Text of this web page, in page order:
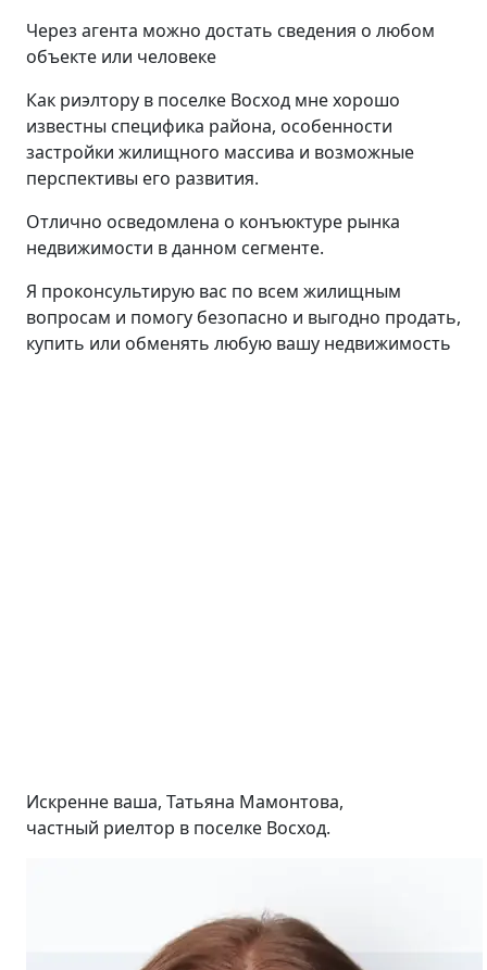
Через агента можно достать сведения о любом
объекте или человеке
Как риэлтору в поселке Восход мне хорошо
известны специфика района, особенности
застройки жилищного массива и возможные
перспективы его развития.
Отлично осведомлена о конъюктуре рынка
недвижимости в данном сегменте.
Я проконсультирую вас по всем жилищным
вопросам и помогу безопасно и выгодно продать,
купить или обменять любую вашу недвижимость
Искренне ваша, Татьяна Мамонтова,
частный риелтор в поселке Восход.